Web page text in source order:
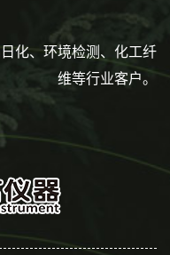
化、环境检测、化工纤
维等行业客户。